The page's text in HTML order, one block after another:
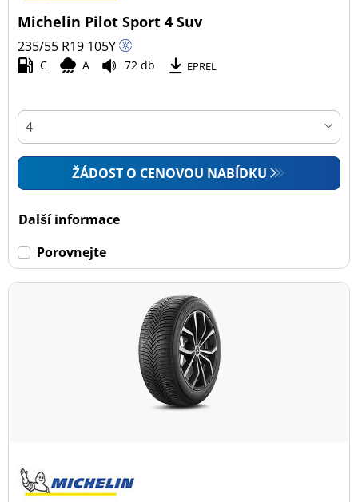
Michelin Pilot Sport 4 Suv
235/55 R19 105Y
C A 72 db EPREL
ŽÁDOST O CENOVOU NABÍDKU
Další informace
Porovnejte